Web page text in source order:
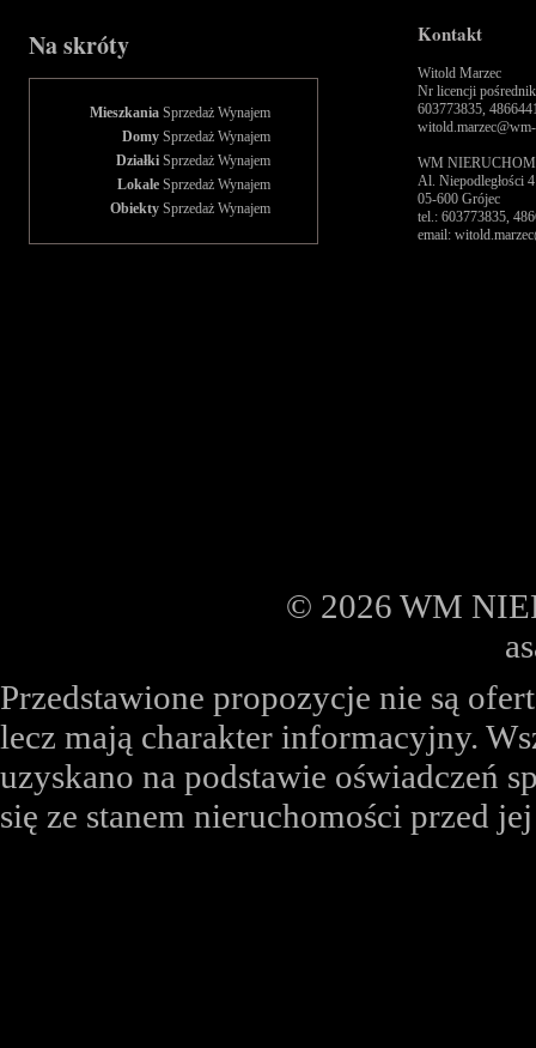
Na skróty
Mieszkania Sprzedaż Wynajem
Domy Sprzedaż Wynajem
Działki Sprzedaż Wynajem
Lokale Sprzedaż Wynajem
Obiekty Sprzedaż Wynajem
Kontakt
Witold Marzec
Nr licencji
603773835,
WM
Al. Niepodległości
05-600 Grójec
tel.: 603773835,
email:
© 2026 WM
Przedstawione propozycje nie są
lecz mają charakter informacyjny.
uzyskano na podstawie oświadczeń
się ze stanem nieruchomości przed